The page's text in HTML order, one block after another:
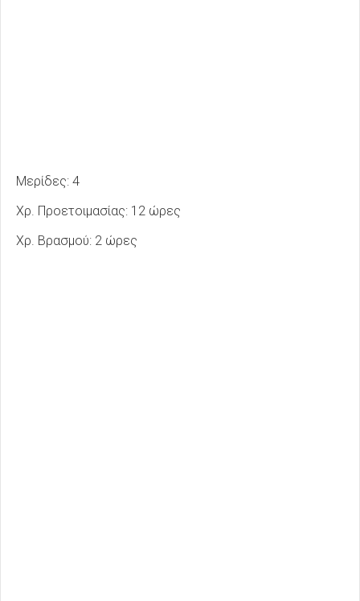
Μερίδες: 4
Χρ. Προετοιμασίας: 12 ώρες
Χρ. Βρασμού: 2 ώρες